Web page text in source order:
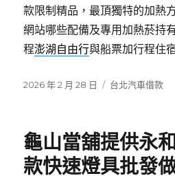
款限制精品，最頂獨特的加熱
網站哪些配備及專用加熱菸持
程澎湖自由行與船票加行程住
發
2026 年 2 月 28 日
分
台北汽車借款
龜山當舖提供永
款快速燈具批發